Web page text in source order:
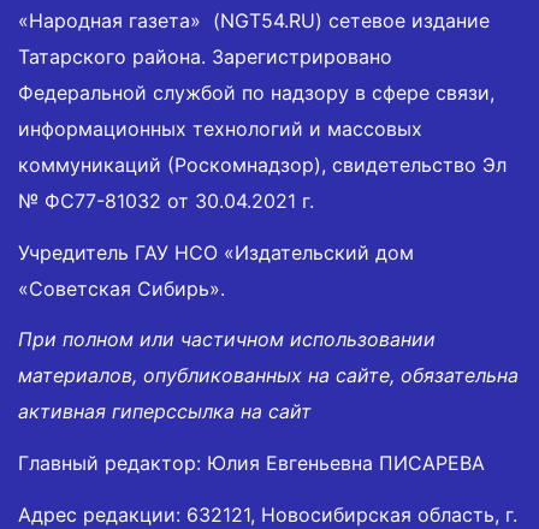
«Народная газета» (NGT54.RU) сетевое издание
Татарского района. Зарегистрировано
Федеральной службой по надзору в сфере связи,
информационных технологий и массовых
коммуникаций (Роскомнадзор), свидетельство Эл
№ ФС77-81032 от 30.04.2021 г.
Учредитель ГАУ НСО «Издательский дом
«Советская Сибирь».
При полном или частичном использовании
материалов, опубликованных на сайте, обязательна
активная гиперссылка на сайт
Главный редактор: Юлия Евгеньевна ПИСАРЕВА
Адрес редакции: 632121, Новосибирская область, г.